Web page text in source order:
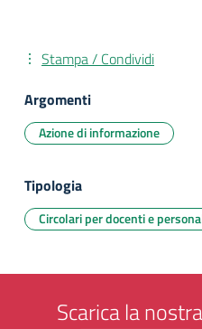
Stampa / Condividi
Argomenti
Azione di informazione
Tipologia
Circolari per docenti e
Scarica la